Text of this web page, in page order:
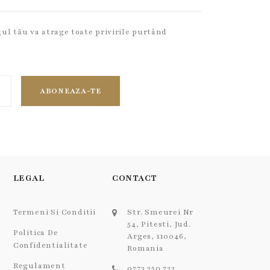
tău va atrage toate privirile purtând
ABONEAZA-TE
LEGAL
Termeni Si Conditii
Politica De
Confidentialitate
Regulament
CONTACT
Str. Smeurei Nr
54, Pitesti, Jud.
Arges, 110046,
Romania